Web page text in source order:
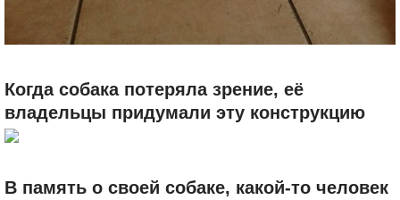
Когда собака потеряла зрение, её
владельцы придумали эту конструкцию
В память о своей собаке, какой-то человек